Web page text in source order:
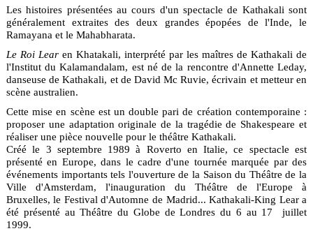
Les histoires présentées au cours d'un spectacle de Kathakali sont
généralement extraites des deux grandes épopées de l'Inde, le
Ramayana et le Mahabharata.
Le Roi Learen Khatakali, interprété par les maîtres de Kathakali de
l'Institut du Kalamandalam, est né de la rencontre d'Annette Leday,
danseuse de Kathakali, et de David Mc Ruvie, écrivain et metteur en
scène australien.
Cette mise en scène est un double pari de création contemporaine :
proposer une adaptation originale de la tragédie de Shakespeare et
réaliser une pièce nouvelle pour le théâtre Kathakali.
Créé le 3 septembre 1989 à Roverto en Italie, ce spectacle est
présenté en Europe, dans le cadre d'une tournée marquée par des
événements importants tels l'ouverture de la Saison du Théâtre de la
Ville d'Amsterdam, l'inauguration du Théâtre de l'Europe à
Bruxelles, le Festival d'Automne de Madrid... Kathakali-King Lear a
été présenté au Théâtre du Globe de Londres du 6 au 17 juillet
1999.